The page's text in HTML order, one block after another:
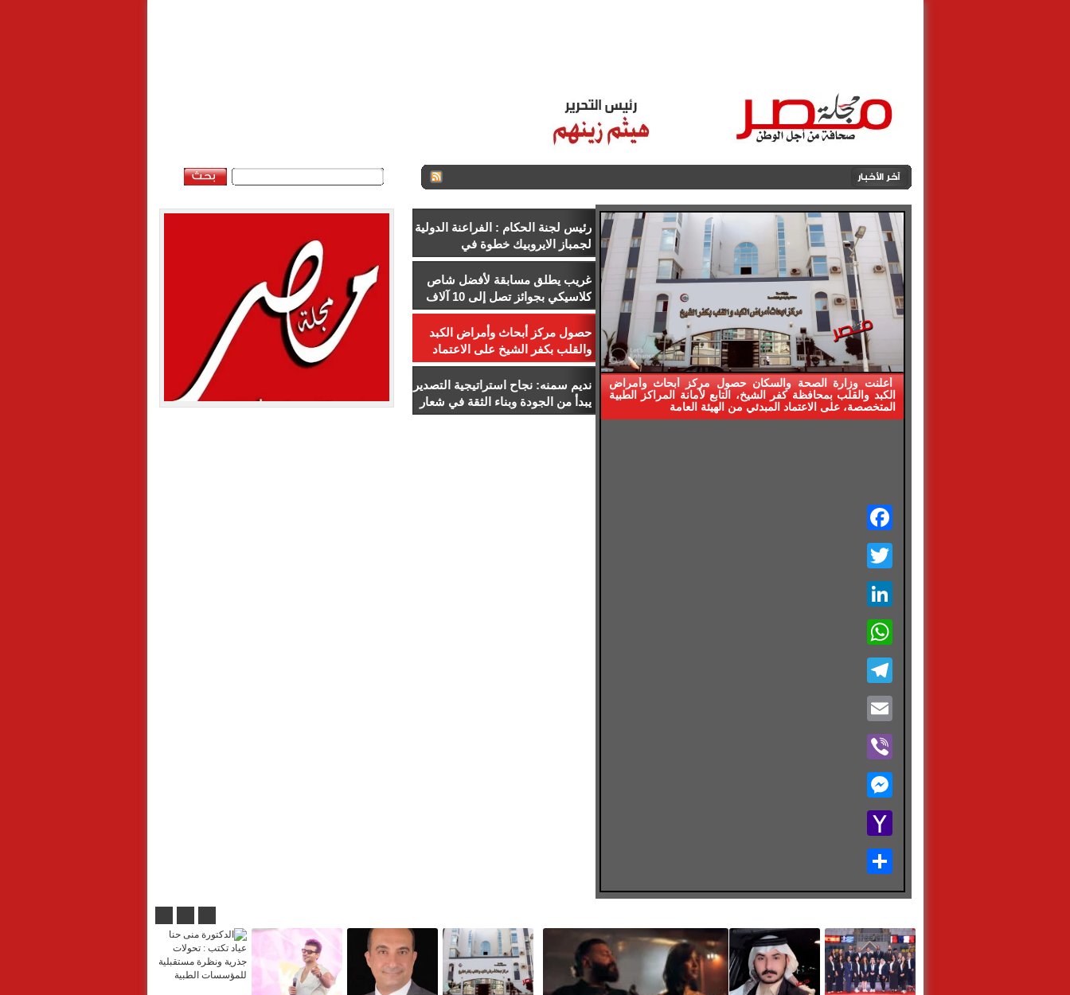
أعلنت وزارة الصحة والسكان حصول مركز أبحاث وأمراض
الكبد والقلب بمحافظة كفر الشيخ، التابع لأمانة المراكز الطبية
المتخصصة، على الاعتماد المبدئي من الهيئة العامة
رئيس لجنة الحكام : الفراعنة الدولية
لجمباز الايروبيك خطوة في
استعدادات كأس العالم 2028
غريب يطلق مسابقة لأفضل شاص
كلاسيكي بجوائز تصل إلى 10 آلاف
ريال
حصول مركز أبحاث وأمراض الكبد
والقلب بكفر الشيخ على الاعتماد
المبدئي من الهيئة العامة للاعتماد
والرقابة الصحية
نديم سمنه: نجاح استراتيجية التصدير
يبدأ من الجودة وبناء الثقة في شعار
“صنع في مصر”